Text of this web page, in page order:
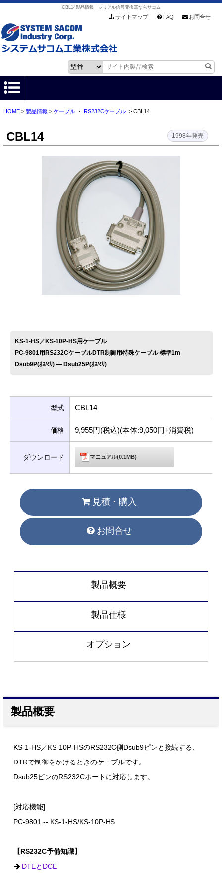
CBL14製品情報｜シリアル信号変換器ならサコム
サイトマップ FAQ お問合せ
HOME
各種ダウンロード
お客様サポート
お問い合わせ
HOME> 製品情報 > ケーブル・ RS232Cケーブル> CBL14
CBL14 1998年発売
KS-1-HS／KS-10P-HS用ケーブル
PC-9801用RS232CケーブルDTR制御用特殊ケーブル 標準1m
Dsub9P(ｵｽ/ﾐﾘ) ― Dsub25P(ｵｽ/ﾐﾘ)
型式 CBL14
価格 9,955円(税込)(本体:9,050円+消費税)
ダウンロード マニュアル(0.1MB)
見積・購入
お問合せ
製品概要
製品仕様
オプション
製品概要
KS-1-HS／KS-10P-HSのRS232C側Dsub9ピンと接続する、
DTRで制御をかけるときのケーブルです。
Dsub25ピンのRS232Cポートに対応します。
[対応機能]
PC-9801 -- KS-1-HS/KS-10P-HS
【RS232C予備知識】
DTEとDCE